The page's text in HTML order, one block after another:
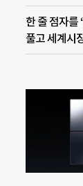
한 줄 점자를
풀고 세계시